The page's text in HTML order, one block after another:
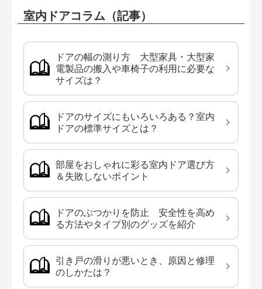
室内ドアコラム（記事）
ドアの幅の測り方 大型家具・大型家
電製品の搬入や車椅子の利用に必要な
サイズは？
ドアのサイズにもいろいろある？室内
ドアの標準サイズとは？
部屋をおしゃれに彩る室内ドア選び方
＆失敗しないポイント
ドアのぶつかりを防止 安全性を高め
る方法やタイプ別のグッズを紹介
引き戸の滑りが悪いとき、原因と修理
のしかたは？